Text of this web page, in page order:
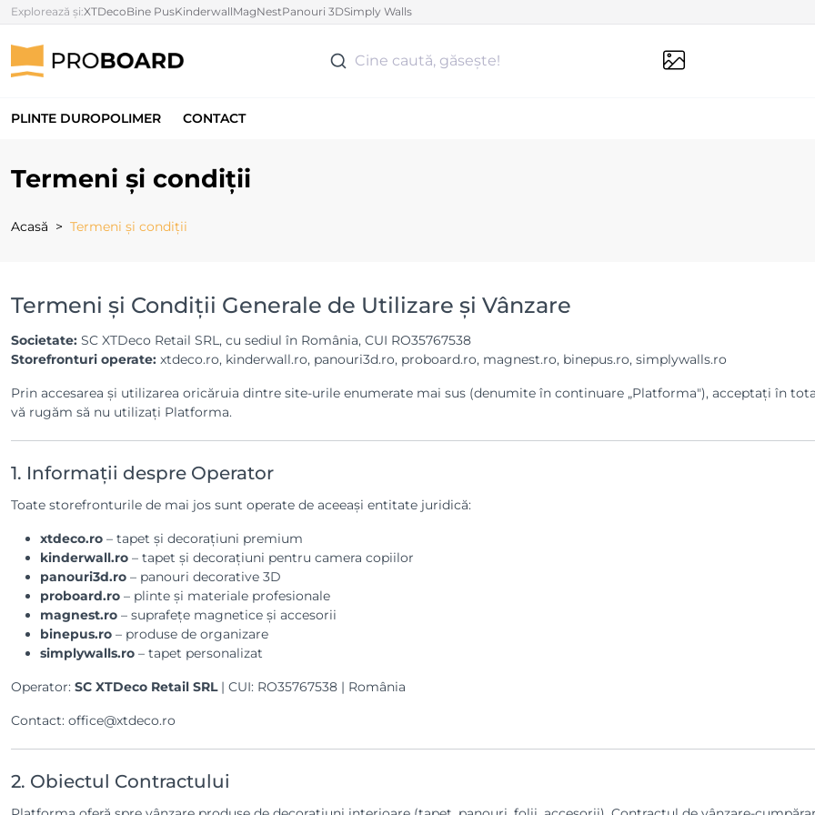
Explorează și:XTDecoBine PusKinderwallMagNestPanouri 3DSimply Walls
Cine caută, găsește!
PLINTE DUROPOLIMER CONTACT
Termeni și condiții
Acasă Termeni și condiții
Termeni și Condiții Generale de Utilizare și Vânzare
Societate: SC XTDeco Retail SRL, cu sediul în România, CUI RO35767538
Storefronturi operate: xtdeco.ro, kinderwall.ro, panouri3d.ro, proboard.ro, magnest.ro, binepus.ro, simplywalls.ro
Prin accesarea și utilizarea oricăruia dintre site-urile enumerate mai sus (denumite în continuare „Platforma"), acceptați în
vă rugăm să nu utilizați Platforma.
1. Informații despre Operator
Toate storefronturile de mai jos sunt operate de aceeași entitate juridică:
xtdeco.ro – tapet și decorațiuni premium
kinderwall.ro – tapet și decorațiuni pentru camera copiilor
panouri3d.ro – panouri decorative 3D
proboard.ro – plinte și materiale profesionale
magnest.ro – suprafețe magnetice și accesorii
binepus.ro – produse de organizare
simplywalls.ro – tapet personalizat
Operator: SC XTDeco Retail SRL| CUI: RO35767538 | România
Contact: office@xtdeco.ro
2. Obiectul Contractului